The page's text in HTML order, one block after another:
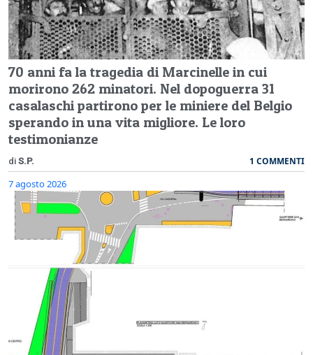
70 anni fa la tragedia di Marcinelle in cui
morirono 262 minatori. Nel dopoguerra 31
casalaschi partirono per le miniere del Belgio
sperando in una vita migliore. Le loro
testimonianze
di S.P. 1 COMMENTI
7 agosto 2026